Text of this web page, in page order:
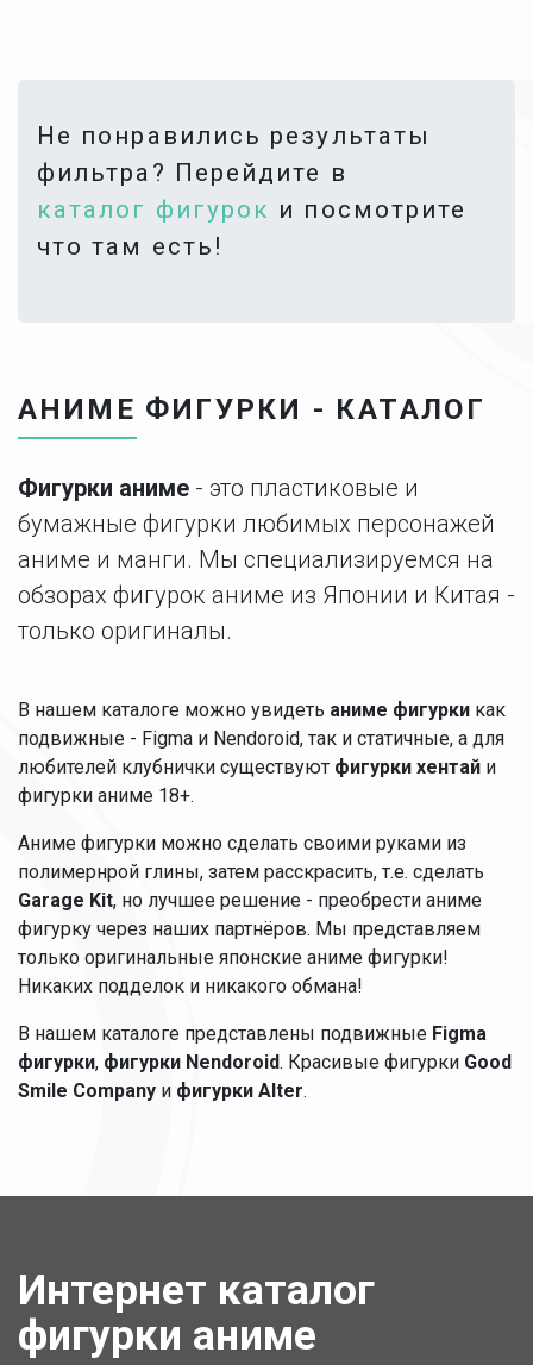
Не понравились результаты
фильтра? Перейдите в
каталог фигурок и посмотрите
что там есть!
АНИМЕ ФИГУРКИ - КАТАЛОГ
Фигурки аниме - это пластиковые и
бумажные фигурки любимых персонажей
аниме и манги. Мы специализируемся на
обзорах фигурок аниме из Японии и Китая -
только оригиналы.
В нашем каталоге можно увидеть аниме фигурки как
подвижные - Figma и Nendoroid, так и статичные, а для
любителей клубнички существуют фигурки хентай и
фигурки аниме 18+.
Аниме фигурки можно сделать своими руками из
полимернрой глины, затем расскрасить, т.е. сделать
Garage Kit, но лучшее решение - преобрести аниме
фигурку через наших партнёров. Мы представляем
только оригинальные японские аниме фигурки!
Никаких подделок и никакого обмана!
В нашем каталоге представлены подвижные Figma
фигурки, фигурки Nendoroid. Красивые фигурки Good
Smile Company и фигурки Alter.
Интернет каталог
фигурки аниме